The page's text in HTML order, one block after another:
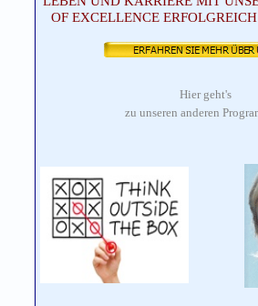
OF EXCELLENCE
Hier geht's
zu unseren anderen